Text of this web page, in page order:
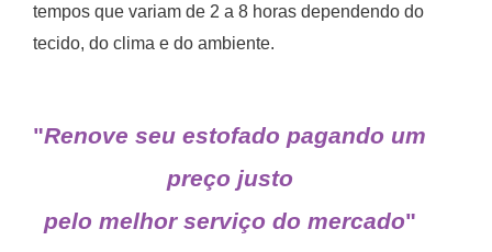
tempos que variam de 2 a 8 horas dependendo do
tecido, do clima e do ambiente.
"Renove seu estofado pagando um
preço justo
pelo melhor serviço do mercado"